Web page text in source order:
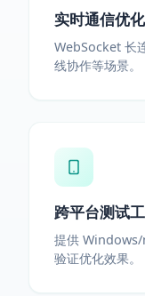
实时通信优化
WebSocket 长
线协作等场景。
跨平台测试
提供 Windows/
验证优化效果。